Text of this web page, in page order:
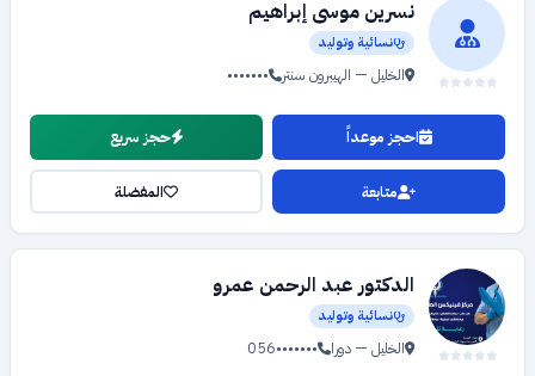
نسرين موسى إبراهيم
نسائية وتوليد
الخليل — الهيبرون سنتر •••••••
احجز موعداً حجز سريع
متابعة المفضلة
الدكتور عبد الرحمن عمرو
نسائية وتوليد
الخليل — دورا 056•••••••